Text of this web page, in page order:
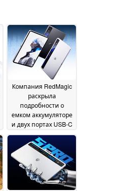
Компания RedMagic
раскрыла
подробности о
емком аккумуляторе
и двух портах USB-C
своего нового
планшета с OLED-
экраном26 June 2026